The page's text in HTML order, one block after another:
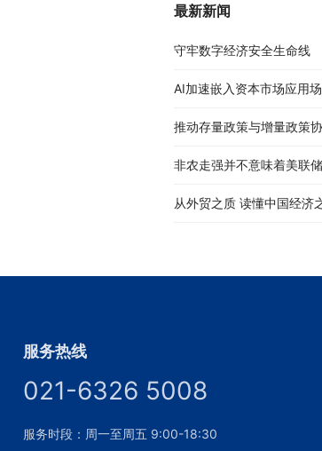
最新新闻
守牢数字经济安全生命线
AI加速嵌入资本市场应用
推动存量政策与增量政策
非农走强并不意味着美联
从外贸之质 读懂中国经济
服务热线
021-6326 5008
服务时段：周一至周五 9:00-18:30